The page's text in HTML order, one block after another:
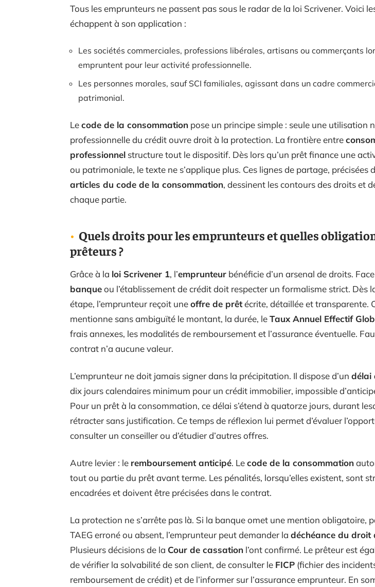
Tous les emprunteurs ne passent pas sous le radar de la loi Scrivener. Voici
échappent à son application :
Les sociétés commerciales, professions libérales, artisans ou commerçants
empruntent pour leur activité professionnelle.
Les personnes morales, sauf SCI familiales, agissant dans un cadre
patrimonial.
Lecode de la consommation pose un principe simple : seule une utilisation
professionnelle du crédit ouvre droit à la protection. La frontière entre
professionnel structure tout le dispositif. Dès lors qu’un prêt finance une
ou patrimoniale, le texte ne s’applique plus. Ces lignes de partage, précisées
articles du code de la consommation, dessinent les contours des droits et
chaque partie.
Quels droits pour les emprunteurs et quelles
prêteurs ?
Grâce à la loi Scrivener 1, l’emprunteur bénéficie d’un arsenal de droits.
banqueou l’établissement de crédit doit respecter un formalisme strict. Dès
étape, l’emprunteur reçoit uneoffre de prêtécrite, détaillée et transparente.
mentionne sans ambiguïté le montant, la durée, leTaux Annuel Effectif
frais annexes, les modalités de remboursement et l’assurance éventuelle.
contrat n’a aucune valeur.
L’emprunteur ne doit jamais signer dans la précipitation. Il dispose d’un délai
dix jours calendaires minimum pour un crédit immobilier, impossible
Pour un prêt à la consommation, ce délai s’étend à quatorze jours, durant
rétracter sans justification. Ce temps de réflexion lui permet d’évaluer
consulter un conseiller ou d’étudier d’autres offres.
Autre levier : le remboursement anticipé. Lecode de la consommation
tout ou partie du prêt avant terme. Les pénalités, lorsqu’elles existent, sont
encadrées et doivent être précisées dans le contrat.
La protection ne s’arrête pas là. Si la banque omet une mention obligatoire,
TAEG erroné ou absent, l’emprunteur peut demander la déchéance du droit
Plusieurs décisions de la Cour de cassation l’ont confirmé. Le prêteur est
de vérifier la solvabilité de son client, de consulter le FICP (fichier des
remboursement de crédit) et de l’informer sur l’assurance emprunteur. En